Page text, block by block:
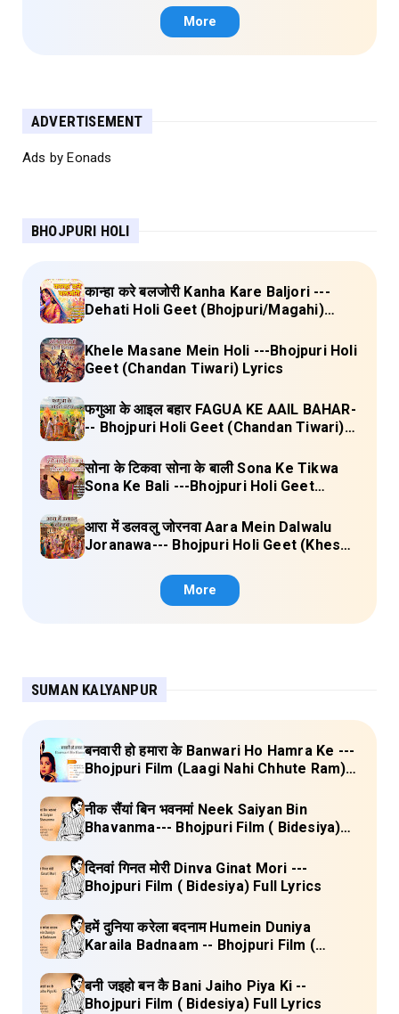
More
ADVERTISEMENT
Ads by Eonads
BHOJPURI HOLI
कान्हा करे बलजोरी Kanha Kare Baljori ---
Dehati Holi Geet (Bhojpuri/Magahi)
Khele Masane Mein Holi ---Bhojpuri Holi
Geet (Chandan Tiwari) Lyrics
फगुआ के आइल बहार FAGUA KE AAIL BAHAR-
-- Bhojpuri Holi Geet (Chandan Tiwari)
सोना के टिकवा सोना के बाली Sona Ke Tikwa
Sona Ke Bali ---Bhojpuri Holi Geet
आरा में डलवलु जोरनवा Aara Mein Dalwalu
Joranawa--- Bhojpuri Holi Geet (Khesari
More
SUMAN KALYANPUR
बनवारी हो हमारा के Banwari Ho Hamra Ke ---
Bhojpuri Film (Laagi Nahi Chhute Ram)
नीक सैंयां बिन भवनमां Neek Saiyan Bin
Bhavanma--- Bhojpuri Film ( Bidesiya)
दिनवां गिनत मोरी Dinva Ginat Mori ---
Bhojpuri Film ( Bidesiya) Full Lyrics
हमें दुनिया करेला बदनाम Humein Duniya
Karaila Badnaam -- Bhojpuri Film (
बनी जइहो बन कै Bani Jaiho Piya Ki --
Bhojpuri Film ( Bidesiya) Full Lyrics